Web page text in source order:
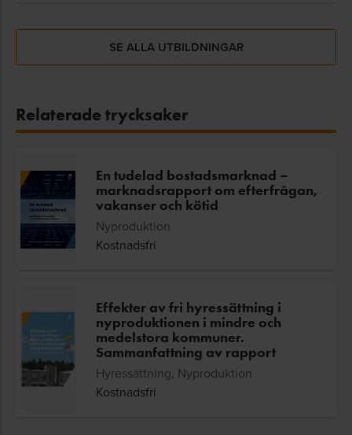
SE ALLA UTBILDNINGAR
Relaterade trycksaker
En tudelad bostadsmarknad –
marknadsrapport om efterfrågan,
vakanser och kötid
Nyproduktion
Kostnadsfri
Effekter av fri hyressättning i
nyproduktionen i mindre och
medelstora kommuner.
Sammanfattning av rapport
Hyressättning, Nyproduktion
Kostnadsfri